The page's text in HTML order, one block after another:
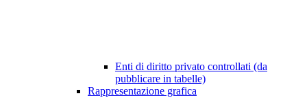
Enti di diritto privato controllati (da
pubblicare in tabelle)
Rappresentazione grafica